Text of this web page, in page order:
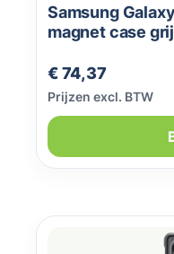
Samsung
magnet case
Normale prijs:
€ 74,37
Prijzen excl. BTW